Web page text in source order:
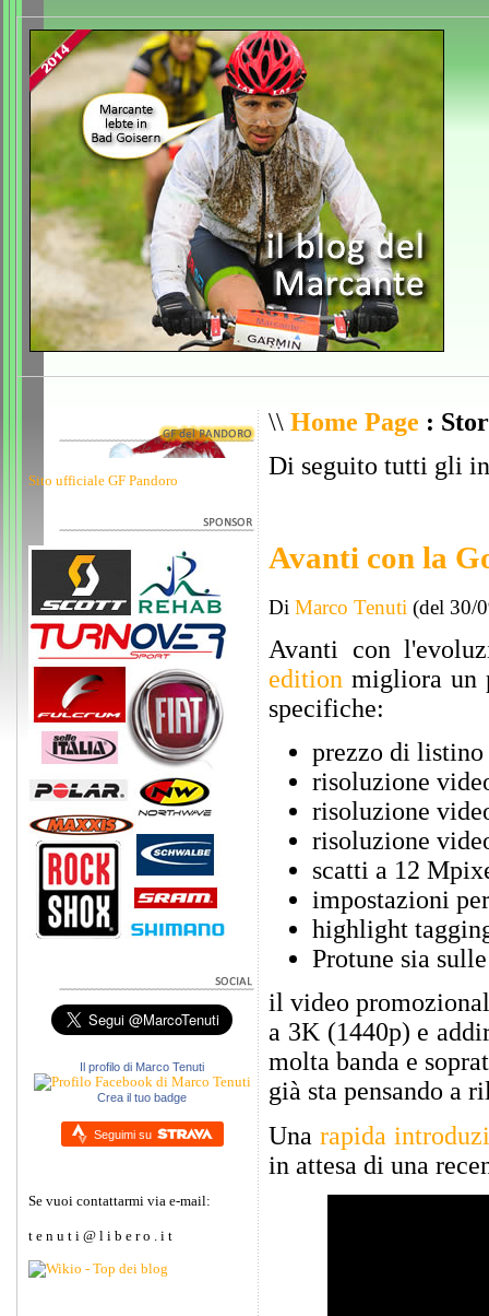
Sito ufficiale GF Pandoro
Il profilo di Marco Tenuti
Crea il tuo badge
Seguimi su
Se vuoi contattarmi via e-mail:
t e n u t i @ l i b e r o . i t
\\ Home Page :
Di seguito tutti gli
Avanti con la
Di Marco Tenuti (del 30/
Avanti con
edition migliora un
specifiche:
prezzo di
risoluzione
risoluzione
risoluzione
scatti a 12
impostazioni
highlight
Protune sia
il video
a 3K (1440p) e
molta banda e
già sta pensando a
Una rapida
in attesa di una